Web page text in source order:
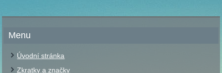
Menu
Úvodní stránka
Zkratky a značky